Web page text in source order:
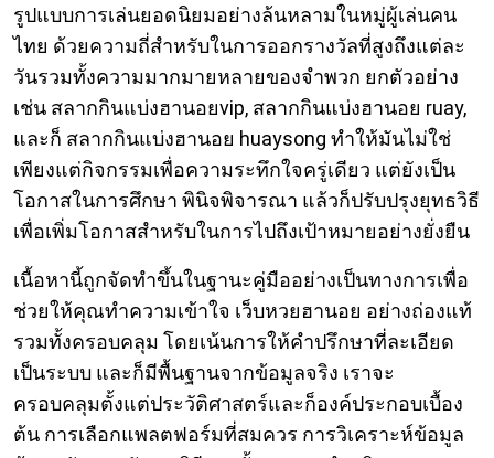
รูปแบบการเล่นยอดนิยมอย่างล้นหลามในหมู่ผู้เล่นคน
ไทย ด้วยความถี่สำหรับในการออกรางวัลที่สูงถึงแต่ละ
วันรวมทั้งความมากมายหลายของจำพวก ยกตัวอย่าง
เช่น สลากกินแบ่งฮานอยvip, สลากกินแบ่งฮานอย ruay,
และก็ สลากกินแบ่งฮานอย huaysong ทำให้มันไม่ใช่
เพียงแต่กิจกรรมเพื่อความระทึกใจครู่เดียว แต่ยังเป็น
โอกาสในการศึกษา พินิจพิจารณา แล้วก็ปรับปรุงยุทธวิธี
เพื่อเพิ่มโอกาสสำหรับในการไปถึงเป้าหมายอย่างยั่งยืน
เนื้อหานี้ถูกจัดทำขึ้นในฐานะคู่มืออย่างเป็นทางการเพื่อ
ช่วยให้คุณทำความเข้าใจ เว็บหวยฮานอย อย่างถ่องแท้
รวมทั้งครอบคลุม โดยเน้นการให้คำปรึกษาที่ละเอียด
เป็นระบบ และก็มีพื้นฐานจากข้อมูลจริง เราจะ
ครอบคลุมตั้งแต่ประวัติศาสตร์และก็องค์ประกอบเบื้อง
ต้น การเลือกแพลตฟอร์มที่สมควร การวิเคราะห์ข้อมูล